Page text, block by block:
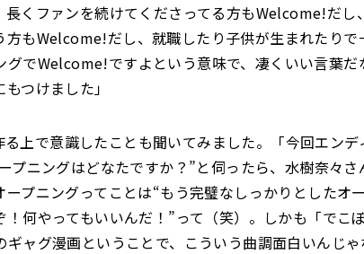
長くファンを続けてくださってる方もWelcome!だし
方もWelcome!だし、就職したり子供が生まれたりで
グでWelcome!ですよという意味で、凄くいい言葉だ
つけました」
上で意識したことも聞いてみました。「今回エンデ
プニングはどなたですか？”と伺ったら、水樹奈々さ
プニングってことは“もう完璧なしっかりとしたオ
何やってもいいんだ！”って（笑）。しかも「でこ
ギャグ漫画ということで、こういう曲調面白いんじ